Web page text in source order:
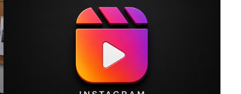
Як дізнатися походження
прізвища: безкоштовні онлайн-